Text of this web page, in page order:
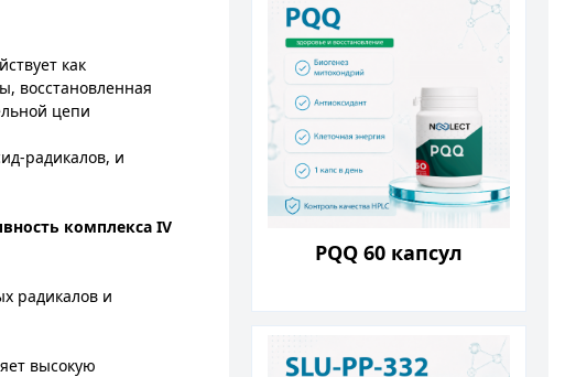
как
восстановленная
цепи​
радикалов, и
комплекса IV
радикалов и
высокую
PQQ 60 капсул